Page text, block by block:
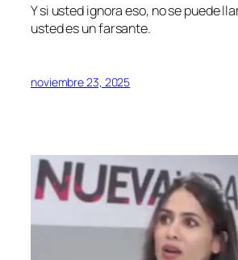
Y si usted ignora eso, no se puede
usted es un farsante.
noviembre 23, 2025